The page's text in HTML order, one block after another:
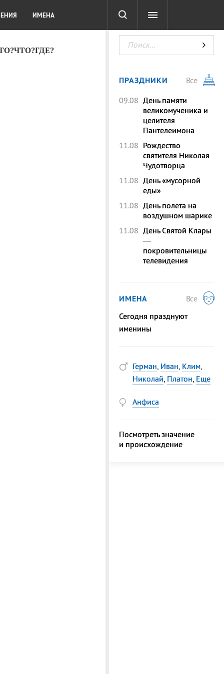
ТЕСТЫ
ИМЕНА
ПРАЗДНИКИ
Все
09.08 День памяти
великомученика и
целителя
Пантелеимона
11.08 Рождество
святителя Николая
Чудотворца
11.08 День «мусорной
еды»
11.08 День полета на
воздушном шарике
11.08 День Святой Клары
—
покровительницы
телевидения
ИМЕНА
Все
Сегодня празднуют
именины
Герман, Иван, Клим,
Николай, Платон, Еще
Анфиса
Посмотреть значение
и происхождение